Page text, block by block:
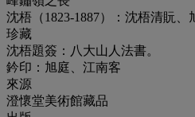
沈梧（1823-1887）：沈梧清貦
珍藏
沈梧題簽：八大山人法書。
鈐印：旭庭、江南客
來源
澄懷堂美術館藏品